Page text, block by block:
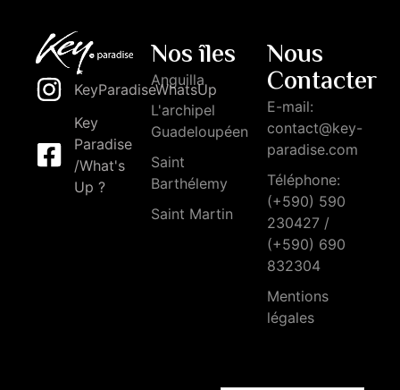
KeyParadiseWhatsUp
Key
Paradise
/What's
Up ?
Nos îles
Anguilla
L'archipel
Guadeloupéen
Saint
Barthélemy
Saint Martin
Nous
Contacter
E-mail:
contact@key-
paradise.com
Téléphone:
(+590) 590
230427 /
(+590) 690
832304
Mentions
légales